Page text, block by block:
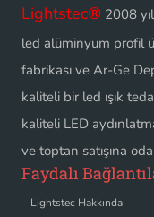
Lightstec® 2008
led alüminyum profil
fabrikası ve Ar-Ge
kaliteli bir led ışık
kaliteli LED
ve toptan satışına
Faydalı
Lightstec Hakkında